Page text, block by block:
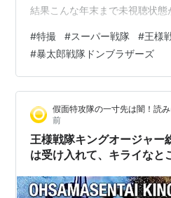
結果こんな年末まで未視聴状態
て決して暇なことはないが、今
内中に見る予定だった動画がま
年越しに未練が残る。それだ
中出来ないだろう。蕎麦は邪
ランニューハートで食うべし
表されたキングオージャーとキ
#特撮 #スーパー戦隊 #王様
#暴太郎戦隊ドンブラザーズ
假面特攻隊の一寸先は闇！読み
前
王様戦隊キングオージャ
は受け入れて、キライなと
な解！